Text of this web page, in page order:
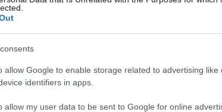
allow Google to enable storage related to advertising like
identifiers in apps.
allow my user data to be sent to Google for online
ügyvezető igazgatója a CNN-nek.
ig megháromszorozza a meglévő
a kritikusok nincsenek meggyőződve
üvegházhatású gázkibocsátásának
gázkibocsátó ebben az ágazatban,